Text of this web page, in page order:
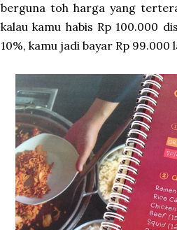
berguna toh harga yang
kalau kamu habis Rp 100.000
10%, kamu jadi bayar Rp 99.000